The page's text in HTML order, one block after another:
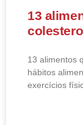
13
13 alimentos
hábitos
exercícios